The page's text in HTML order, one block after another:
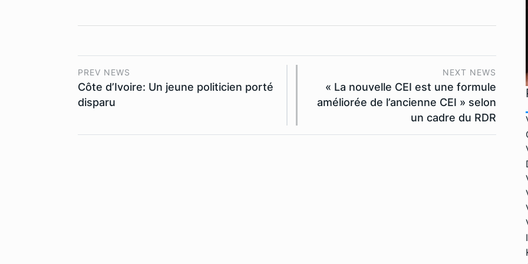
PREV NEWS
Côte d’Ivoire: Un jeune politicien porté
disparu
NEXT NEWS
« La nouvelle CEI est une formule
améliorée de l’ancienne CEI » selon
un cadre du RDR